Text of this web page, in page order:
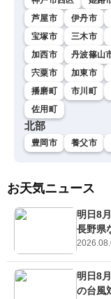
芦屋市
伊丹市
宝塚市
三木市
加西市
丹波篠山
宍粟市
加東市
播磨町
市川町
佐用町
北部
豊岡市 養父市
お天気ニュース
明日8
長野県
明日8
の台風